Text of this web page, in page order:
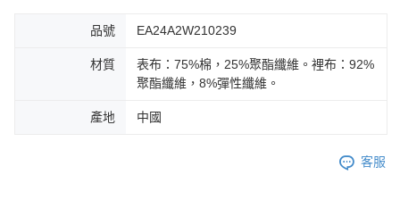
品號 EA24A2W210239
材質
表布：75%棉，25%聚酯纖維。裡布：92%
聚酯纖維，8%彈性纖維。
產地 中國
客服